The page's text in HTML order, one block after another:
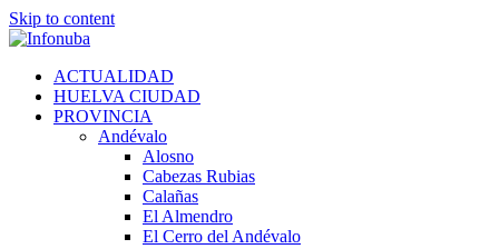
Skip to content
ACTUALIDAD
HUELVA CIUDAD
PROVINCIA
Andévalo
Alosno
Cabezas Rubias
Calañas
El Almendro
El Cerro del Andévalo